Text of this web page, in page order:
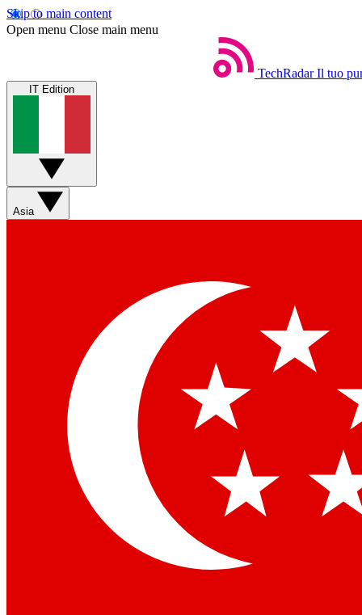
Skip to main content
Open menu Close main menu
TechRadar Il tuo
IT Edition
Asia